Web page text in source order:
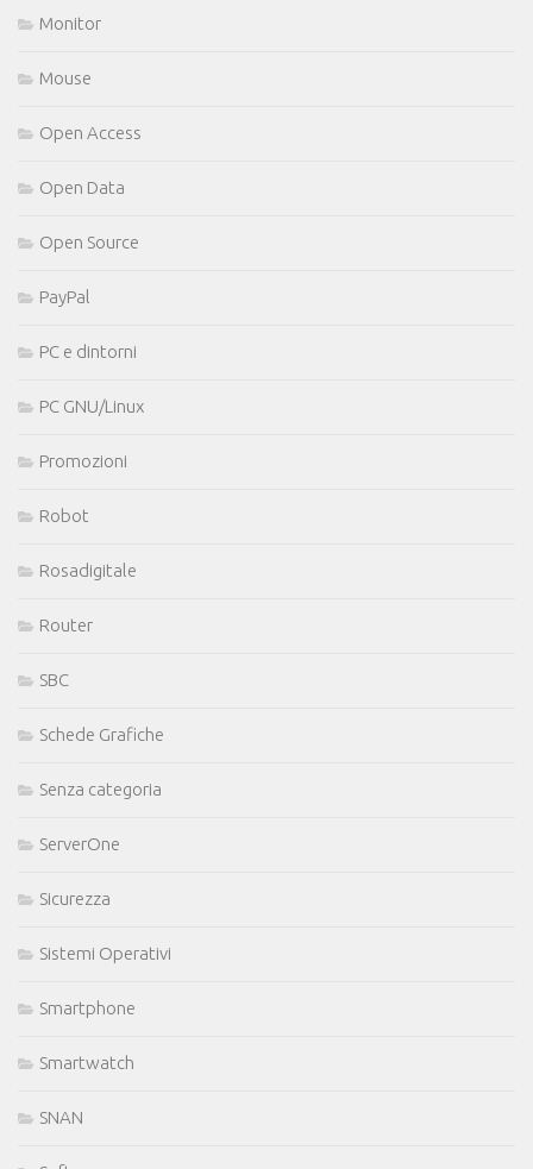
Monitor
Mouse
Open Access
Open Data
Open Source
PayPal
PC e dintorni
PC GNU/Linux
Promozioni
Robot
Rosadigitale
Router
SBC
Schede Grafiche
Senza categoria
ServerOne
Sicurezza
Sistemi Operativi
Smartphone
Smartwatch
SNAN